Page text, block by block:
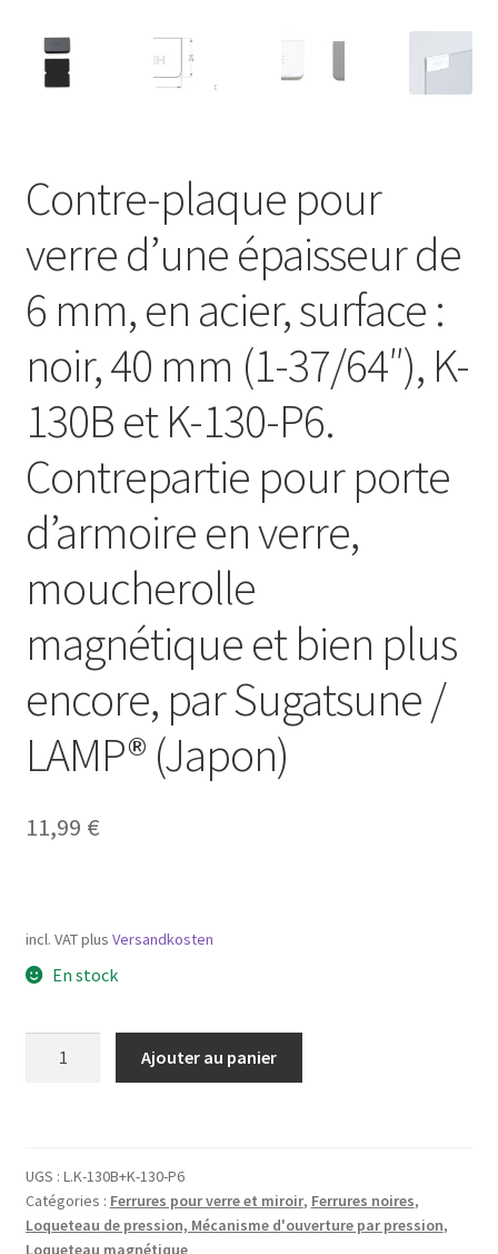
Contre-plaque pour
verre d’une épaisseur de
6 mm, en acier, surface :
noir, 40 mm (1-37/64″), K-
130B et K-130-P6.
Contrepartie pour porte
d’armoire en verre,
moucherolle
magnétique et bien plus
encore, par Sugatsune /
LAMP® (Japon)
11,99 €
incl. VATplus Versandkosten
En stock
verre
d’une
épaisseur
Ajouter au panier
UGS : L.K-130B+K-130-P6
Catégories : Ferrures pour verre et miroir, Ferrures noires,
Loqueteau de pression, Mécanisme d'ouverture par pression,
Loqueteau magnétique